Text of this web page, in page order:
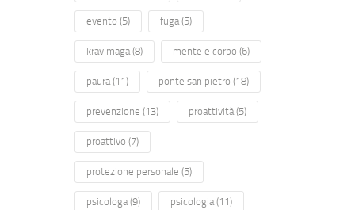
evento (5) fuga(5)
krav maga(8) mente e corpo (6)
paura(11) ponte san pietro (18)
prevenzione (13) proattività(5)
proattivo (7)
protezione personale (5)
psicologa(9) psicologia(11)